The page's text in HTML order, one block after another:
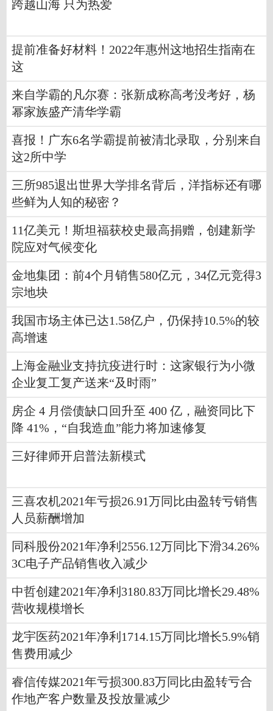
跨越山海 只为热爱
提前准备好材料！2022年惠州这地招生指南在
这
来自学霸的凡尔赛：张新成称高考没考好，杨
幂家族盛产清华学霸
喜报！广东6名学霸提前被清北录取，分别来自
这2所中学
三所985退出世界大学排名背后，洋指标还有哪
些鲜为人知的秘密？
11亿美元！斯坦福获校史最高捐赠，创建新学
院应对气候变化
金地集团：前4个月销售580亿元，34亿元竞得3
宗地块
我国市场主体已达1.58亿户，仍保持10.5%的较
高增速
上海金融业支持抗疫进行时：这家银行为小微
企业复工复产送来“及时雨”
房企 4 月偿债缺口回升至 400 亿，融资同比下
降 41%，“自我造血”能力将加速修复
三好律师开启普法新模式
三喜农机2021年亏损26.91万同比由盈转亏销售
人员薪酬增加
同科股份2021年净利2556.12万同比下滑34.26%
3C电子产品销售收入减少
中哲创建2021年净利3180.83万同比增长29.48%
营收规模增长
龙宇医药2021年净利1714.15万同比增长5.9%销
售费用减少
睿信传媒2021年亏损300.83万同比由盈转亏合
作地产客户数量及投放量减少